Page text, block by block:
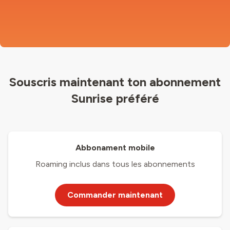
Souscris maintenant ton abonnement
Sunrise préféré
Abbonament mobile
Roaming inclus dans tous les abonnements
Commander maintenant